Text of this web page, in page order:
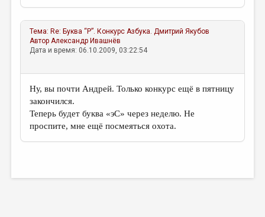
ОБЪЯВЛЕНИЯ
ОТ РЕДАКЦИИ
МАЛАЯ ПРОЗА
ЭССЕИСТИКА
Тема: Re: Буква “Р”. Конкурс Азбука. Дмитрий Якубов
АвторАлександр Ивашнёв
Дата и время: 06.10.2009, 03:22:54
Ну, вы почти Андрей. Только конкурс ещё в пятницу
закончился.
Теперь будет буква «эС» через неделю. Не
проспите, мне ещё посмеяться охота.